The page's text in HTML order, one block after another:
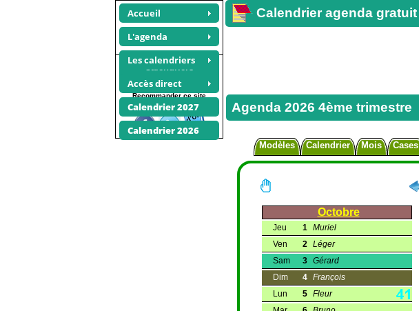
Accueil
L'agenda
Les calendriers
Accès direct
Calendrier 2027
Calendrier 2026
Calendrier agenda gratuit
Agenda 2026 4ème trimestre
Modèles Calendrier Mois Cases
Octobre
Jeu 1 Muriel
Ven
2 Léger
Sam
3 Gérard
Dim
4 François
Lun
5 Fleur
Calendriers
trimestriels 2026
Recommander ce site